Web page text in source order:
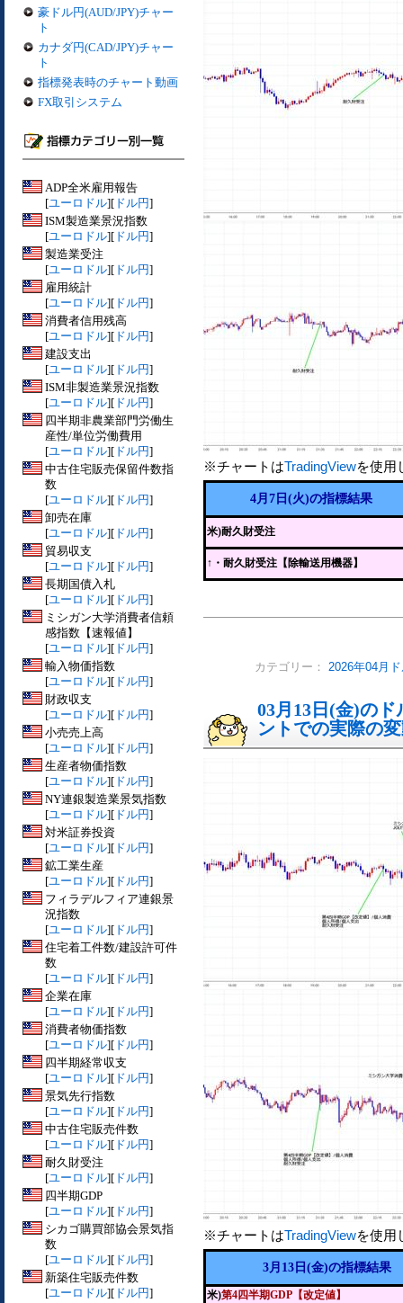
豪ドル円(AUD/JPY)チャー
ト
カナダ円(CAD/JPY)チャー
ト
指標発表時のチャート動画
FX取引システム
ADP全米雇用報告
[ユーロドル][ ドル円]
ISM製造業景況指数
[ユーロドル][ ドル円]
製造業受注
[ユーロドル][ ドル円]
雇用統計
[ユーロドル][ ドル円]
消費者信用残高
[ユーロドル][ ドル円]
建設支出
[ユーロドル][ ドル円]
ISM非製造業景況指数
[ユーロドル][ ドル円]
四半期非農業部門労働生
産性/単位労働費用
[ユーロドル][ ドル円]
中古住宅販売保留件数指
数
[ユーロドル][ ドル円]
卸売在庫
[ユーロドル][ ドル円]
貿易収支
[ユーロドル][ ドル円]
長期国債入札
[ユーロドル][ ドル円]
ミシガン大学消費者信頼
感指数【速報値】
[ユーロドル][ ドル円]
輸入物価指数
[ユーロドル][ ドル円]
財政収支
[ユーロドル][ ドル円]
小売売上高
[ユーロドル][ ドル円]
生産者物価指数
[ユーロドル][ ドル円]
NY連銀製造業景気指数
[ユーロドル][ ドル円]
対米証券投資
[ユーロドル][ ドル円]
鉱工業生産
[ユーロドル][ ドル円]
フィラデルフィア連銀景
況指数
[ユーロドル][ ドル円]
住宅着工件数/建設許可件
数
[ユーロドル][ ドル円]
企業在庫
[ユーロドル][ ドル円]
消費者物価指数
[ユーロドル][ ドル円]
四半期経常収支
[ユーロドル][ ドル円]
景気先行指数
[ユーロドル][ ドル円]
中古住宅販売件数
[ユーロドル][ ドル円]
耐久財受注
[ユーロドル][ ドル円]
四半期GDP
[ユーロドル][ ドル円]
シカゴ購買部協会景気指
数
[ユーロドル][ ドル円]
新築住宅販売件数
[ユーロドル][ ドル円]
※チャートはTradingViewを使用
4月7日(火)の指標結果
米)耐久財受注
↑ ・耐久財受注【除輸送用機器】
カテゴリー： 2026年04月
03月13日(金)の
ントでの実際の
※チャートはTradingViewを使用
3月13日(金)の指標結果
米)第4四半期GDP【改定値】